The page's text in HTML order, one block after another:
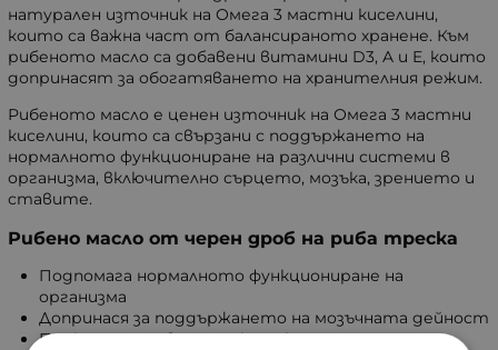
натурален източник на Омега 3 мастни киселини,
които са важна част от балансираното хранене. Към
рибеното масло са добавени витамини D3, A и E, които
допринасят за обогатяването на хранителния режим.
Рибеното масло е ценен източник на Омега 3 мастни
киселини, които са свързани с поддържането на
нормалното функциониране на различни системи в
организма, включително сърцето, мозъка, зрението и
ставите.
Рибено масло от черен дроб на риба треска
Подпомага нормалното функциониране на
организма
Допринася за поддържането на мозъчната дейност
Подкрепя здравето на клетките